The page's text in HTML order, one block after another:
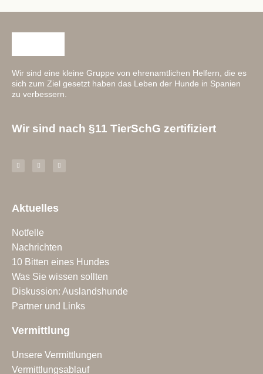
Wir sind eine kleine Gruppe von ehrenamtlichen Helfern, die es
sich zum Ziel gesetzt haben das Leben der Hunde in Spanien
zu verbessern.
Wir sind nach §11 TierSchG zertifiziert
Aktuelles
Notfelle
Nachrichten
10 Bitten eines Hundes
Was Sie wissen sollten
Diskussion: Auslandshunde
Partner und Links
Vermittlung
Unsere Vermittlungen
Vermittlungsablauf